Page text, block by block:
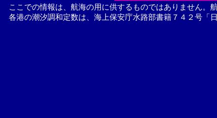
ここでの情報は、航海の用に供するものではありません。
各港の潮汐調和定数は、海上保安庁水路部書籍７４２号「